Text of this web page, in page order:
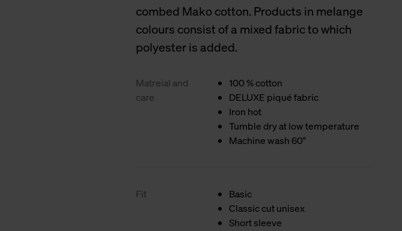
combed Mako cotton. Products in melange
colours consist of a mixed fabric to which
polyester is added.
Matreial and
care
100 % cotton
DELUXE piqué fabric
Iron hot
Tumble dry at low temperature
Machine wash 60°
Fit
Basic
Classic cut unisex
Short sleeve